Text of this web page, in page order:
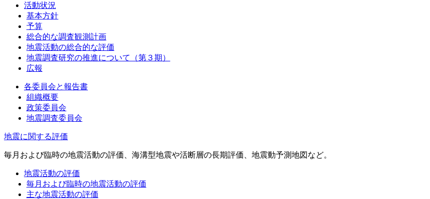
活動状況
基本方針
予算
総合的な調査観測計画
地震活動の総合的な評価
地震調査研究の推進について（第３期）
広報
各委員会と報告書
組織概要
政策委員会
地震調査委員会
地震に関する評価
毎月および臨時の地震活動の評価、海溝型地震や活断層の長期評価、地震動予測地図など。
地震活動の評価
毎月および臨時の地震活動の評価
主な地震活動の評価